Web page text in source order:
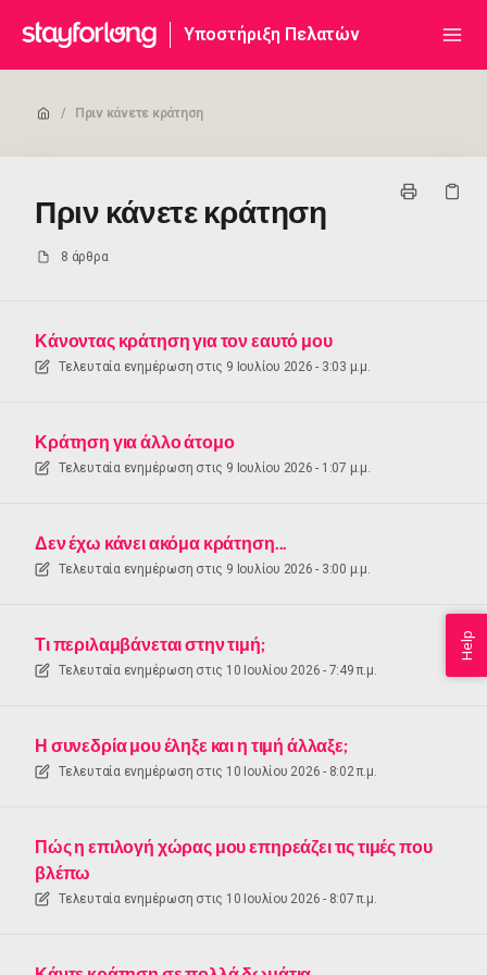
Υποστήριξη Πελατών
/ Πριν κάνετε κράτηση
Πριν κάνετε κράτηση
8 άρθρα
Κάνοντας κράτηση για τον εαυτό μου
Τελευταία ενημέρωση στις 9 Ιουλίου 2026 - 3:03 μ.μ.
Κράτηση για άλλο άτομο
Τελευταία ενημέρωση στις 9 Ιουλίου 2026 - 1:07 μ.μ.
Δεν έχω κάνει ακόμα κράτηση...
Τελευταία ενημέρωση στις 9 Ιουλίου 2026 - 3:00 μ.μ.
Τι περιλαμβάνεται στην τιμή;
Τελευταία ενημέρωση στις 10 Ιουλίου 2026 - 7:49 π.μ.
Η συνεδρία μου έληξε και η τιμή άλλαξε;
Τελευταία ενημέρωση στις 10 Ιουλίου 2026 - 8:02 π.μ.
Πώς η επιλογή χώρας μου επηρεάζει τις τιμές που
βλέπω
Τελευταία ενημέρωση στις 10 Ιουλίου 2026 - 8:07 π.μ.
Help